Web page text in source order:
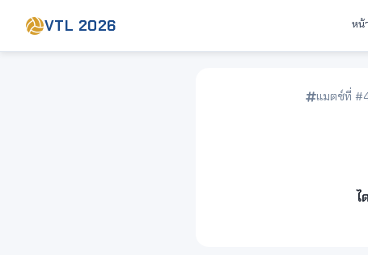
VTL 2026 หน้
แมตช์ที่
ไ